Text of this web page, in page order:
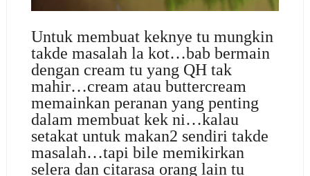
Untuk membuat keknye tu mungkin
takde masalah la kot…bab bermain
dengan cream tu yang QH tak
mahir…cream atau buttercream
memainkan peranan yang penting
dalam membuat kek ni…kalau
setakat untuk makan2 sendiri takde
masalah…tapi bile memikirkan
selera dan citarasa orang lain tu